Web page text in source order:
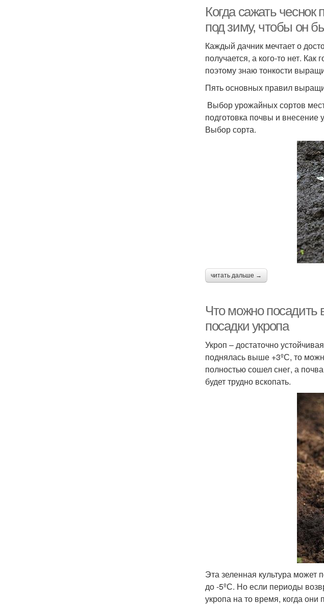
Когда сажать чеснок
под зиму, чтобы он
Каждый дачник мечтает о
получается, а кого-то нет.
поэтому знаю тонкости
Пять основных правил
Выбор урожайных сортов
подготовка почвы и внесение
Выбор сорта.
читать дальше →
Что можно посадить
посадки укропа
Укроп – достаточно
поднялась выше +3ºС, то
полностью сошел снег, а
будет трудно вскопать.
Эта зеленная культура может
до -5ºС. Но если периоды
укропа на то время, когда они